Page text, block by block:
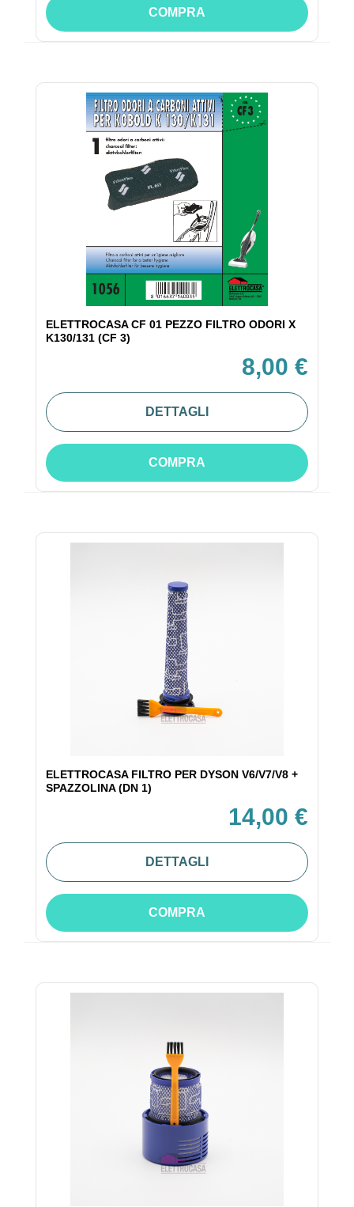
COMPRA
ELETTROCASA CF 01 PEZZO FILTRO ODORI X
K130/131 (CF 3)
8,00 €
DETTAGLI
COMPRA
ELETTROCASA FILTRO PER DYSON V6/V7/V8 +
SPAZZOLINA (DN 1)
14,00 €
DETTAGLI
COMPRA